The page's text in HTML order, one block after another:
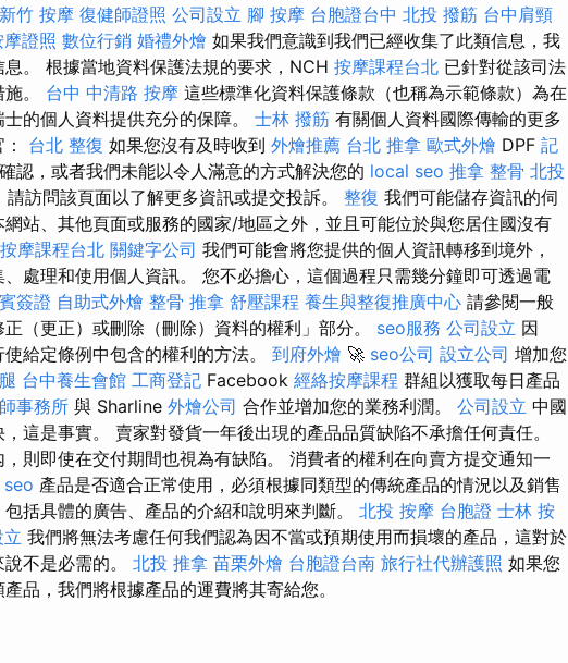
新竹 按摩 復健師證照 公司設立 腳 按摩 台胞證台中 北投 撥筋 台中肩頸
證照 數位行銷 婚禮外燴 如果我們意識到我們已經收集了此類信息，我
。 根據當地資料保護法規的要求，NCH 按摩課程台北 已針對從該司法
。 台中 中清路 按摩 這些標準化資料保護條款（也稱為示範條款）為在
的個人資料提供充分的保障。 士林 撥筋 有關個人資料國際傳輸的更多
台北 整復 如果您沒有及時收到 外燴推薦 台北 推拿 歐式外燴 DPF 記
認，或者我們未能以令人滿意的方式解決您的 local seo 推拿 整骨 北投
請訪問該頁面以了解更多資訊或提交投訴。 整復 我們可能儲存資訊的伺
站、其他頁面或服務的國家/地區之外，並且可能位於與您居住國沒有
按摩課程台北 關鍵字公司 我們可能會將您提供的個人資訊轉移到境外，
處理和使用個人資訊。 您不必擔心，這個過程只​​需幾分鐘即可透過電
簽證 自助式外燴 整骨 推拿 舒壓課程 養生與整復推廣中心 請參閱一般
（更正）或刪除（刪除）資料的權利」部分。 seo服務 公司設立 因
給定條例中包含的權利的方法。 到府外燴 🚀 seo公司 設立公司 增加您
台中養生會館 工商登記 Facebook 經絡按摩課程 群組以獲取每日產品
事務所 與 Sharline 外燴公司 合作並增加您的業務利潤。 公司設立 中國
這是事實。 賣家對發貨一年後出現的產品品質缺陷不承擔任何責任。
則即使在交付期間也視為有缺陷。 消費者的權利在向賣方提交通知一
seo 產品是否適合正常使用，必須根據同類型的傳統產品的情況以及銷售
括具體的廣告、產品的介紹和說明來判斷。 北投 按摩 台胞證 士林 按
我們將無法考慮任何我們認為因不當或預期使用而損壞的產品，這對於
不是必需的。 北投 推拿 苗栗外燴 台胞證台南 旅行社代辦護照 如果您
品，我們將根據產品的運費將其寄給您。